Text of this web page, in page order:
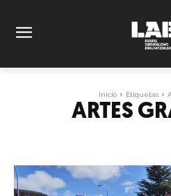
Inicio Etiquetas
ARTES